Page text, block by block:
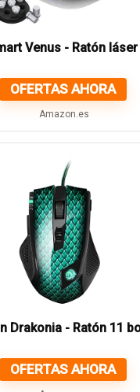
Venus - Ratón láser
OFERTAS AHORA
Amazon.es
Drakonia - Ratón 11
OFERTAS AHORA